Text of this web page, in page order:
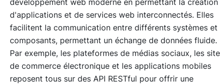
d'applications et de services web interconnectés. Elles
facilitent la communication entre différents systèmes et
composants, permettant un échange de données fluide.
Par exemple, les plateformes de médias sociaux, les
de commerce électronique et les applications mobiles
reposent tous sur des API RESTful pour offrir une